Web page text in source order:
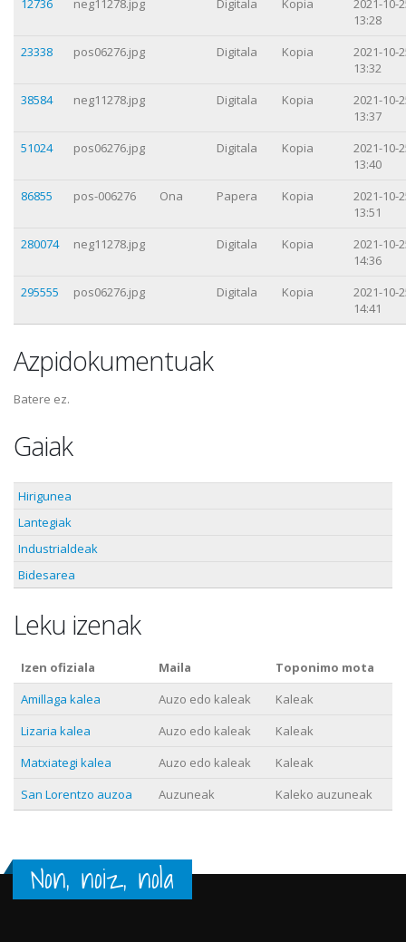
12736 neg11278.jpg Digitala Kopia
2021-10-
13:28
23338
pos06276.jpg Digitala Kopia
2021-10-
13:32
38584
neg11278.jpg Digitala Kopia
2021-10-
13:37
51024
pos06276.jpg Digitala Kopia
2021-10-
13:40
86855
pos-006276 Ona Papera Kopia
2021-10-
13:51
280074
neg11278.jpg Digitala Kopia
2021-10-
14:36
295555
pos06276.jpg Digitala Kopia
2021-10-
14:41
Azpidokumentuak
Batere ez.
Gaiak
Hirigunea
Lantegiak
Industrialdeak
Bidesarea
Leku izenak
Izen ofiziala Maila
Toponimo mota
Amillaga kalea
Auzo edo kaleak
Kaleak
Lizaria kalea
Auzo edo kaleak
Kaleak
Matxiategi kalea
Auzo edo kaleak
Kaleak
San Lorentzo auzoa
Auzuneak Kaleko auzuneak
Non, noiz, nola